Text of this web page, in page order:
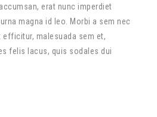
erat nunc imperdiet
magna id leo. Morbi a sem nec
efficitur, malesuada sem et,
felis lacus, quis sodales dui